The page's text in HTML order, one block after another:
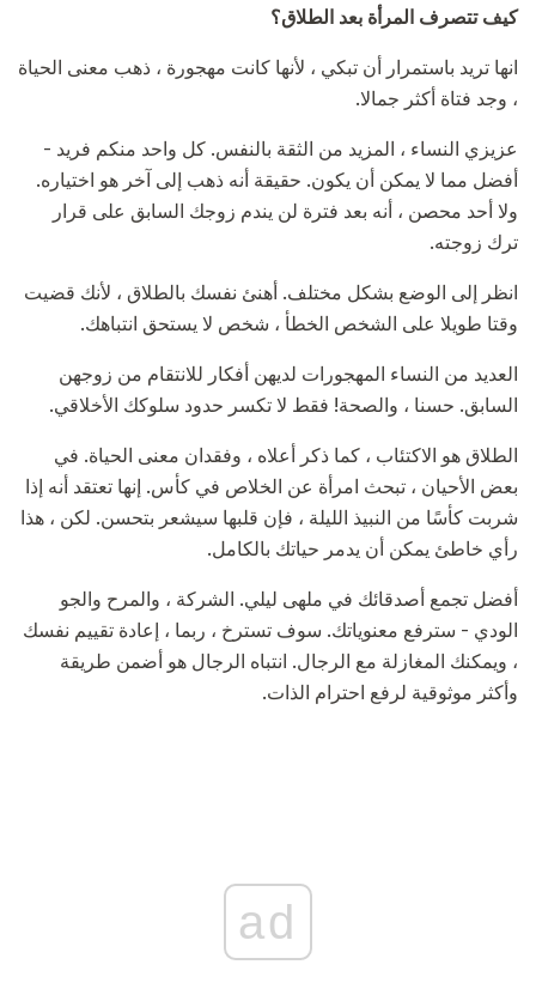
كيف تتصرف المرأة بعد الطلاق؟
انها تريد باستمرار أن تبكي ، لأنها كانت مهجورة ، ذهب معنى الحياة
، وجد فتاة أكثر جمالا.
عزيزي النساء ، المزيد من الثقة بالنفس. كل واحد منكم فريد -
أفضل مما لا يمكن أن يكون. حقيقة أنه ذهب إلى آخر هو اختياره.
ولا أحد محصن ، أنه بعد فترة لن يندم زوجك السابق على قرار
ترك زوجته.
انظر إلى الوضع بشكل مختلف. أهنئ نفسك بالطلاق ، لأنك قضيت
وقتا طويلا على الشخص الخطأ ، شخص لا يستحق انتباهك.
العديد من النساء المهجورات لديهن أفكار للانتقام من زوجهن
السابق. حسنا ، والصحة! فقط لا تكسر حدود سلوكك الأخلاقي.
الطلاق هو الاكتئاب ، كما ذكر أعلاه ، وفقدان معنى الحياة. في
بعض الأحيان ، تبحث امرأة عن الخلاص في كأس. إنها تعتقد أنه إذا
شربت كأسًا من النبيذ الليلة ، فإن قلبها سيشعر بتحسن. لكن ، هذا
رأي خاطئ يمكن أن يدمر حياتك بالكامل.
أفضل تجمع أصدقائك في ملهى ليلي. الشركة ، والمرح والجو
الودي - سترفع معنوياتك. سوف تسترخ ، ربما ، إعادة تقييم نفسك
، ويمكنك المغازلة مع الرجال. انتباه الرجال هو أضمن طريقة
وأكثر موثوقية لرفع احترام الذات.
ad